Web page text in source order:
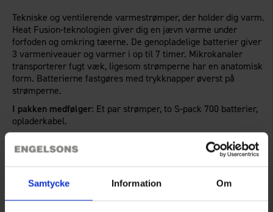
Samtycke Information Om
Tekniske og ventilerende varmestrømper, der holder dig varm.
Heat Fusion-teknologien giver dig en jævn varme under
forfoden og omkring tæerne. De genopladelige batterier giver
3 varmeniveauer og varmer i op til 7 timer. Mikrokanaler
transporterer fugt væk, ligesom strømperne har en anatomisk
form. Batterierne fastgøres med trykknapper øverst på
strømperne.
I pakken medfølger: Et par strømper, to S-pack 700 batterier,
opladerkabel.
Brugsanvisning
Teknisk specifikation